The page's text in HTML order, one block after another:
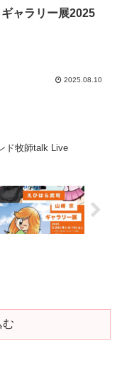
ャラリー展2025
2025.08.10
ド牧師talk Live
む